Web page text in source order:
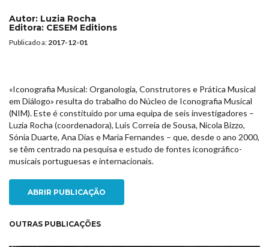
Autor: Luzia Rocha
Editora: CESEM Editions
Publicado a:2017-12-01
«Iconografia Musical: Organologia, Construtores e Prática Musical
em Diálogo» resulta do trabalho do Núcleo de Iconografia Musical
(NIM). Este é constituído por uma equipa de seis investigadores –
Luzia Rocha (coordenadora), Luís Correia de Sousa, Nicola Bizzo,
Sónia Duarte, Ana Dias e Maria Fernandes – que, desde o ano 2000,
se têm centrado na pesquisa e estudo de fontes iconográfico-
musicais portuguesas e internacionais.
ABRIR PUBLICAÇÃO
OUTRAS PUBLICAÇÕES